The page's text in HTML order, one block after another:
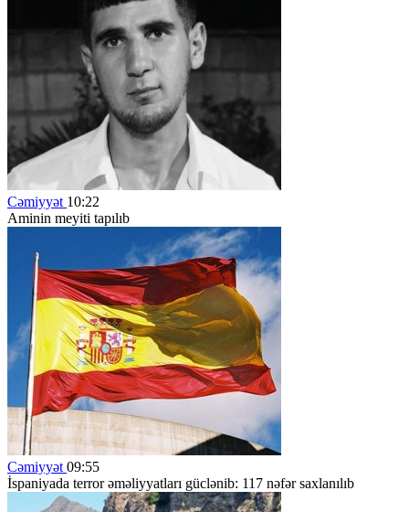
Cəmiyyət 10:22
Aminin meyiti tapılıb
Cəmiyyət 09:55
İspaniyada terror əməliyyatları güclənib: 117 nəfər saxlanılıb